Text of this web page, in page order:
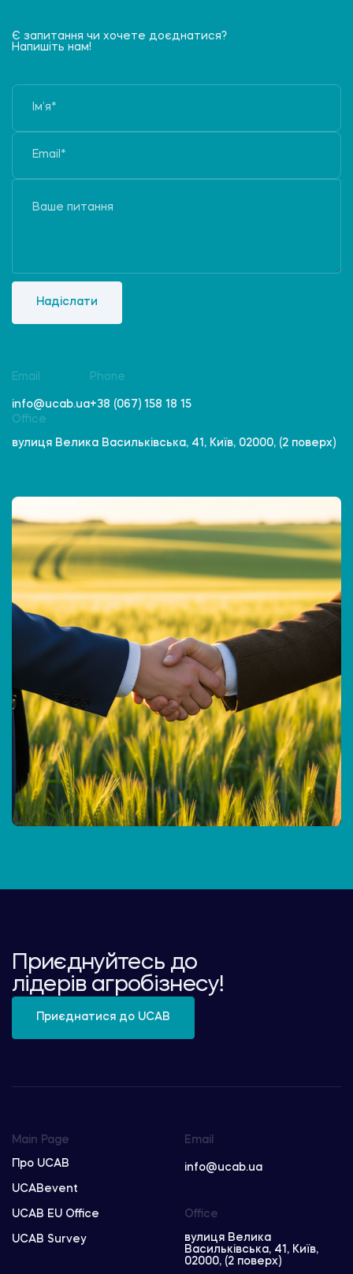
Є запитання чи хочете доєднатися?
Напишіть нам!
Надіслати
Email
info@ucab.ua
Phone
+38 (067) 158 18 15
Office
вулиця Велика Васильківська, 41, Київ, 02000, (2 поверх)
Приєднуйтесь до
лідерів агробізнесу!
Приєднатися до UCAB
Main Page
Про UCAB
UCABevent
UCAB EU Office
UCAB Survey
Email
info@ucab.ua
Office
вулиця Велика
Васильківська, 41, Київ,
02000, (2 поверх)